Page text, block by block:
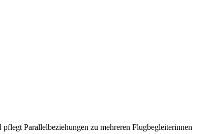
Parallelbeziehungen zu mehreren Flugbegleiterinnen